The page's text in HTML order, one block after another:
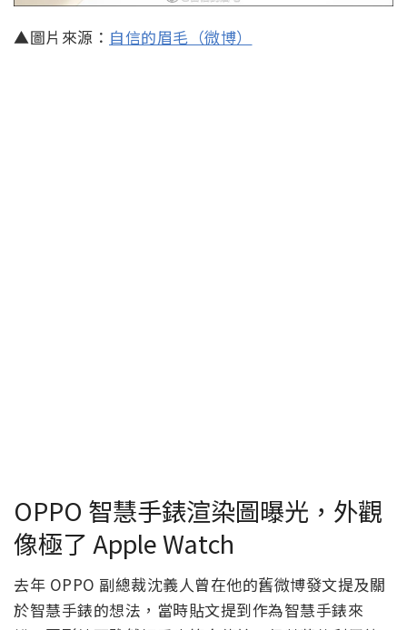
▲圖片來源： 自信的眉毛（微博）
OPPO 智慧手錶渲染圖曝光，外觀
像極了 Apple Watch
去年 OPPO 副總裁沈義人曾在他的舊微博發文提及關
於智慧手錶的想法，當時貼文提到作為智慧手錶來